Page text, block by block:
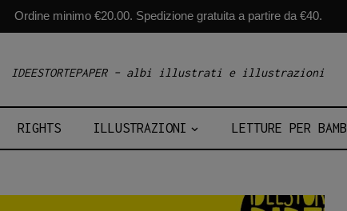
Ordine minimo €20.00. Spedizione gratuita a partire da €40.
IDEESTORTEPAPER – albi illustrati e illustrazioni
RIGHTS ILLUSTRAZIONI LETTURE PER